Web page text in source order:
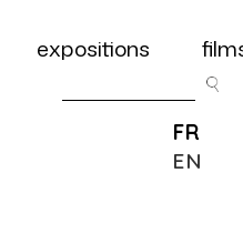
expositions
FR
EN